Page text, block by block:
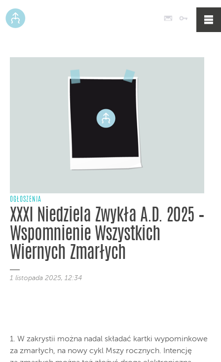
Poczta
OGŁOSZENIA
XXXI Niedziela Zwykła A.D. 2025 –
Wspomnienie Wszystkich
Wiernych Zmarłych
1 listopada 2025, 12:34
1. W zakrystii można nadal składać kartki wypominkowe
za zmarłych, na nowy cykl Mszy rocznych. Intencję